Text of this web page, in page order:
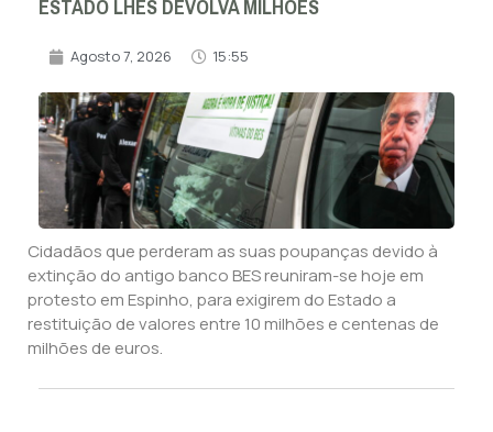
ESTADO LHES DEVOLVA MILHÕES
Agosto 7, 2026 15:55
Cidadãos que perderam as suas poupanças devido à
extinção do antigo banco BES reuniram-se hoje em
protesto em Espinho, para exigirem do Estado a
restituição de valores entre 10 milhões e centenas de
milhões de euros.